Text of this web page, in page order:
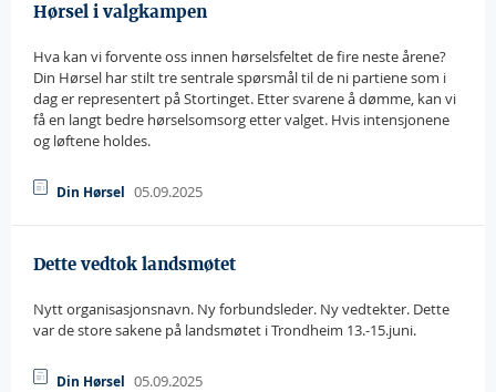
Hørsel i valgkampen
Hva kan vi forvente oss innen hørselsfeltet de fire neste årene?
Din Hørsel har stilt tre sentrale spørsmål til de ni partiene som i
dag er representert på Stortinget. Etter svarene å dømme, kan vi
få en langt bedre hørselsomsorg etter valget. Hvis intensjonene
og løftene holdes.
Din Hørsel 05.09.2025
Dette vedtok landsmøtet
Nytt organisasjonsnavn. Ny forbundsleder. Ny vedtekter. Dette
var de store sakene på landsmøtet i Trondheim 13.-15.juni.
Din Hørsel 05.09.2025